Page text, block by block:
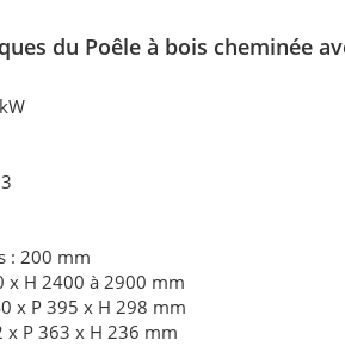
du Poêle à bois cheminée
: 200 mm
x H 2400 à 2900 mm
x P 395 x H 298 mm
x P 363 x H 236 mm